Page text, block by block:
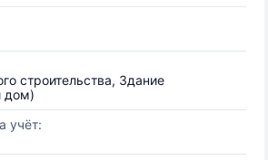
строительства, Здание
дом)
учёт: